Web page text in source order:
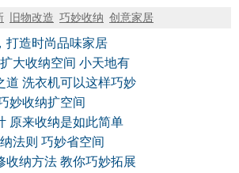
旧物改造 巧妙收纳 创意家居
打造时尚品味家居
大收纳空间 小天地有
道 洗衣机可以这样巧妙
妙收纳扩空间
原来收纳是如此简单
法则 巧妙省空间
收纳方法 教你巧妙拓展